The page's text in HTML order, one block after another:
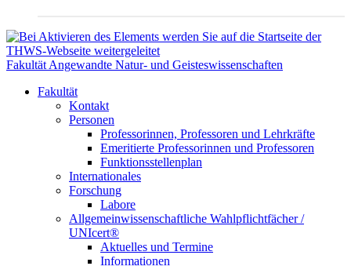
Fakultät Angewandte Natur- und Geisteswissenschaften
Fakultät
Kontakt
Personen
Professorinnen, Professoren und Lehrkräfte
Emeritierte Professorinnen und Professoren
Funktionsstellenplan
Internationales
Forschung
Labore
Allgemeinwissenschaftliche Wahlpflichtfächer /
UNIcert®
Aktuelles und Termine
Informationen